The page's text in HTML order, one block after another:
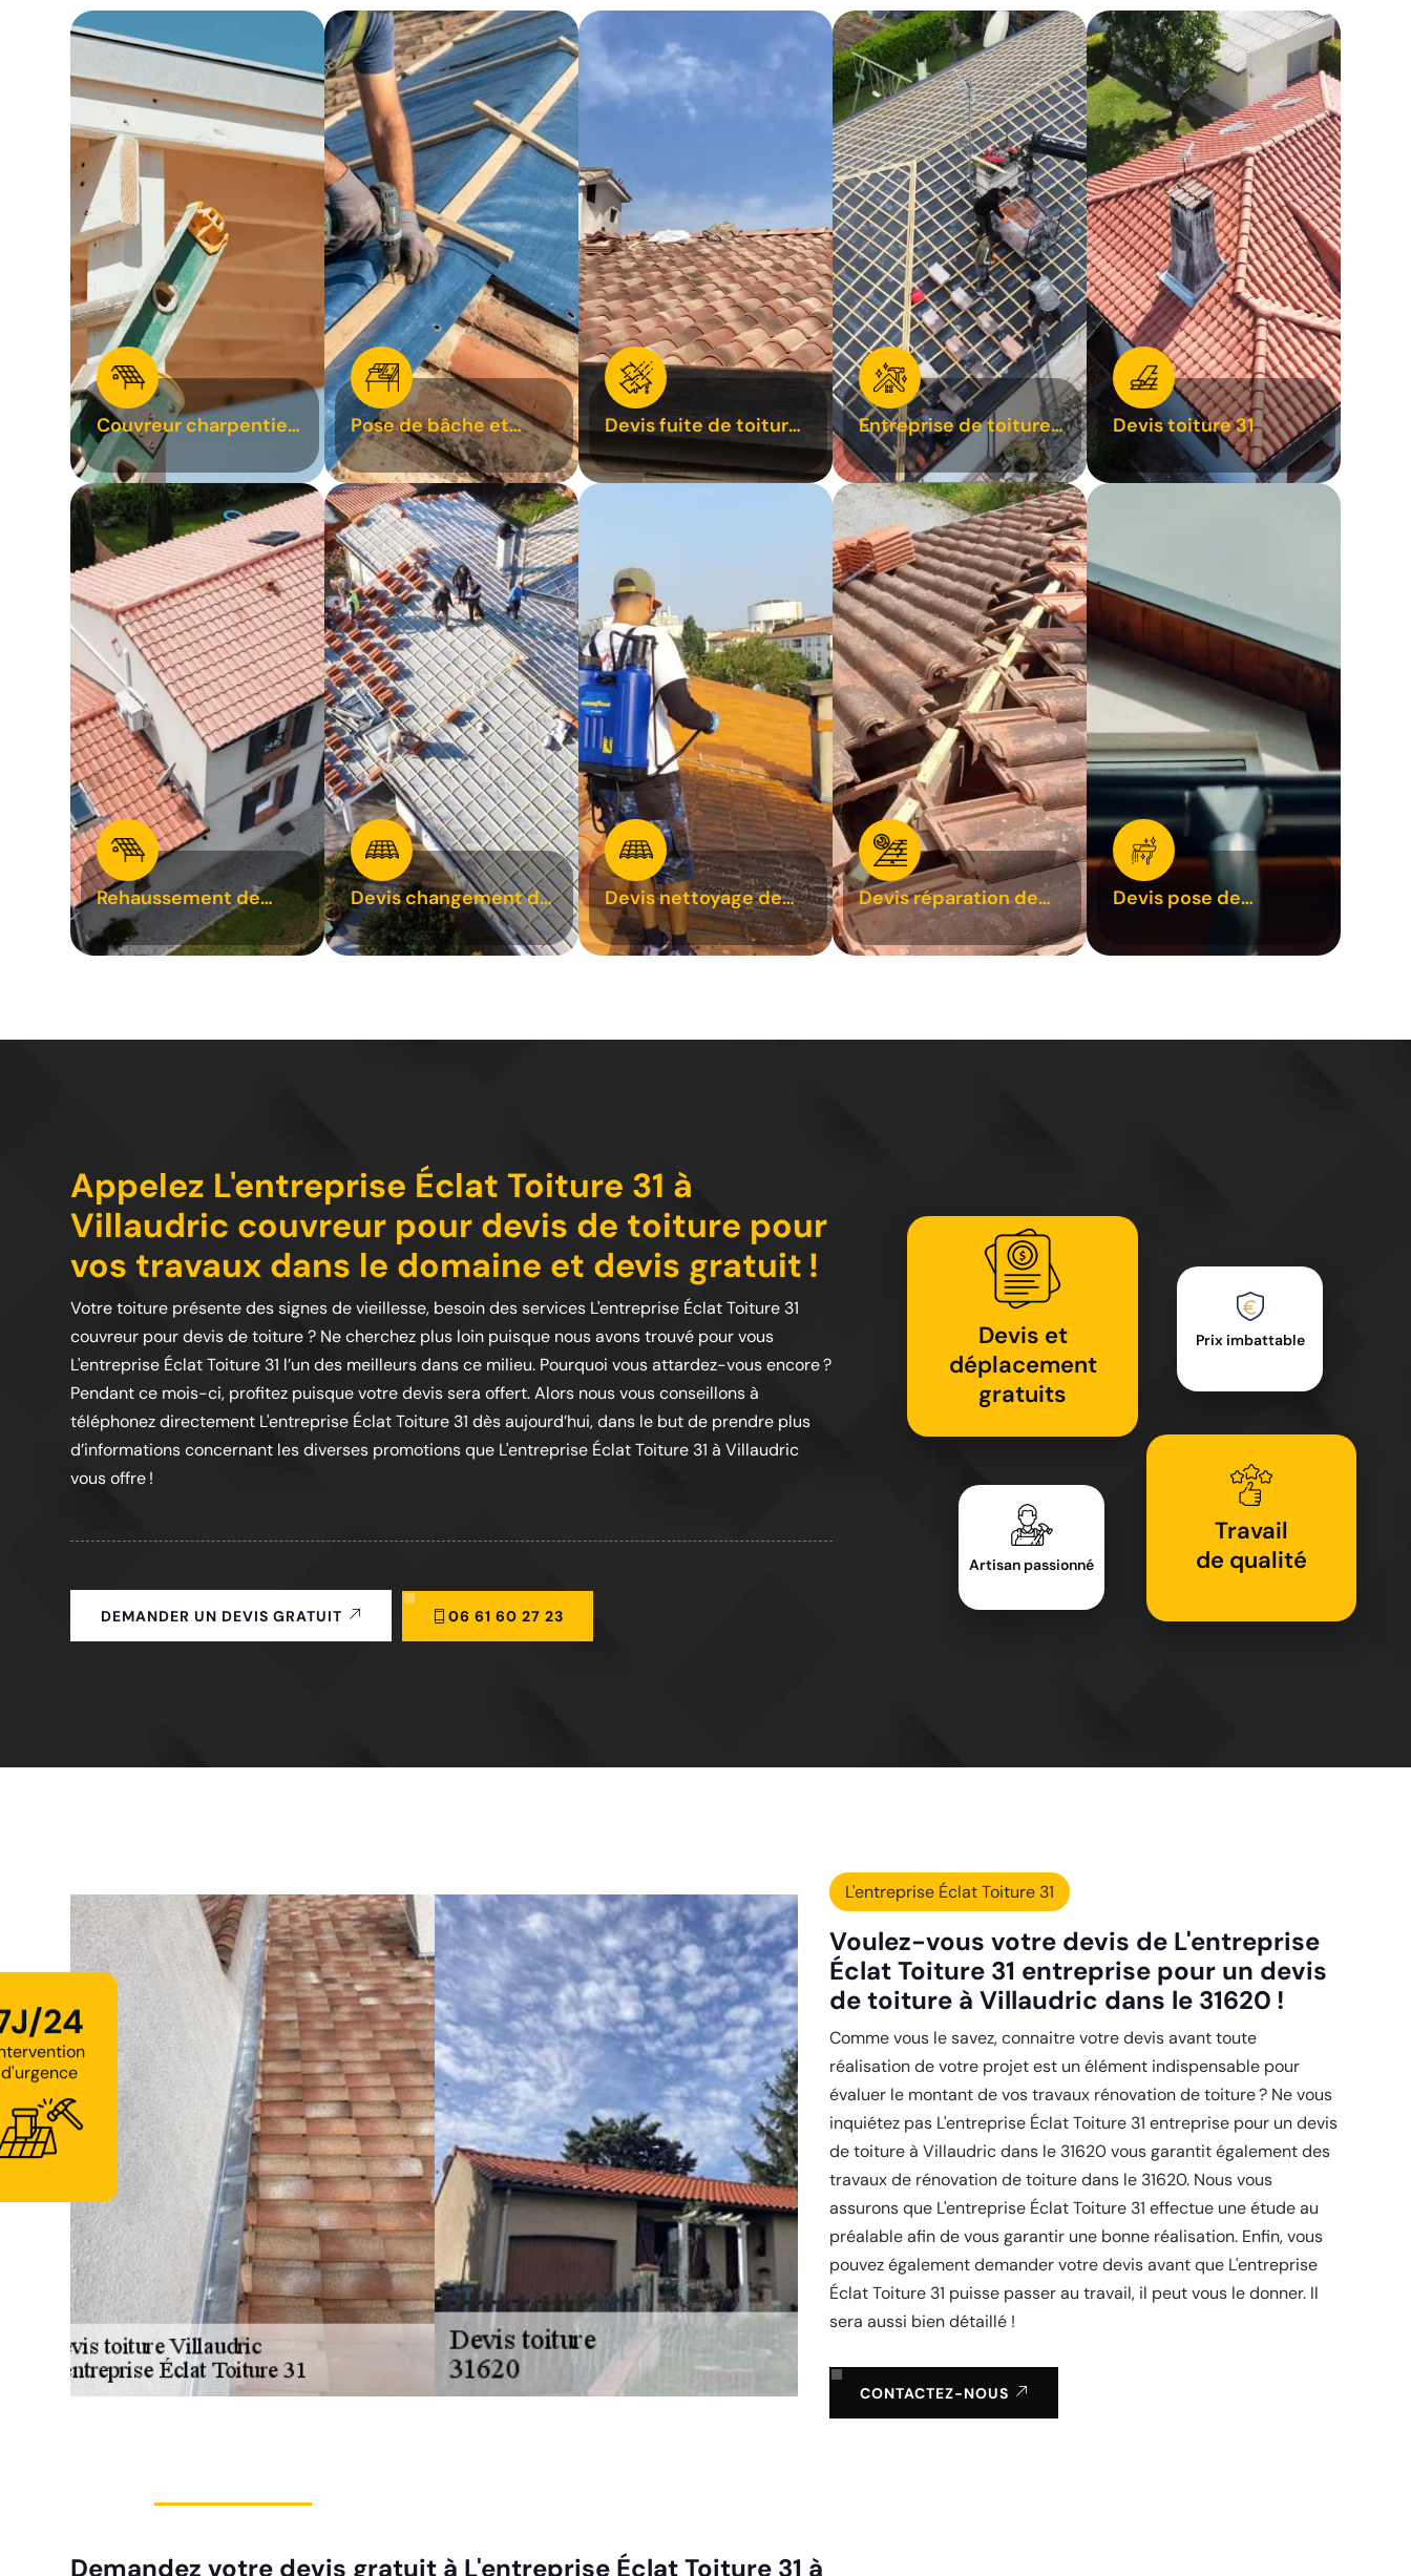
Couvreur charpentier
31
Pose de bâche et
bâchage de toiture 31
Devis fuite de toiture
31
Entreprise de toiture
31
Devis toiture 31
Rehaussement de
toiture 31
Devis changement de
tuile 31
Devis nettoyage de
toiture 31
Devis réparation de
toiture 31
Devis pose de
Appelez L'entreprise Éclat Toiture 31 à
Villaudric couvreur pour devis de toiture pour
vos travaux dans le domaine et devis gratuit !
Votre toiture présente des signes de vieillesse, besoin des services L'entreprise Éclat Toiture 31
couvreur pour devis de toiture ? Ne cherchez plus loin puisque nous avons trouvé pour vous
L'entreprise Éclat Toiture 31 l’un des meilleurs dans ce milieu. Pourquoi vous attardez-vous encore ?
Pendant ce mois-ci, profitez puisque votre devis sera offert. Alors nous vous conseillons à
téléphonez directement L'entreprise Éclat Toiture 31 dès aujourd’hui, dans le but de prendre plus
d’informations concernant les diverses promotions que L'entreprise Éclat Toiture 31 à Villaudric
vous offre !
Devis et
déplacement
gratuits
Artisan passionné
Prix imbattable
Travail
de qualité
DEMANDER UN DEVIS GRATUIT 06 61 60 27 23
24
d'urgence
L'entreprise Éclat Toiture 31
Voulez-vous votre devis de L'entreprise
Éclat Toiture 31 entreprise pour un devis
de toiture à Villaudric dans le 31620 !
Comme vous le savez, connaitre votre devis avant toute
réalisation de votre projet est un élément indispensable pour
évaluer le montant de vos travaux rénovation de toiture ? Ne vous
inquiétez pas L'entreprise Éclat Toiture 31 entreprise pour un devis
de toiture à Villaudric dans le 31620 vous garantit également des
travaux de rénovation de toiture dans le 31620. Nous vous
assurons que L'entreprise Éclat Toiture 31 effectue une étude au
préalable afin de vous garantir une bonne réalisation. Enfin, vous
pouvez également demander votre devis avant que L'entreprise
Éclat Toiture 31 puisse passer au travail, il peut vous le donner. Il
sera aussi bien détaillé !
CONTACTEZ-NOUS
Demandez votre devis gratuit à L'entreprise Éclat Toiture 31 à